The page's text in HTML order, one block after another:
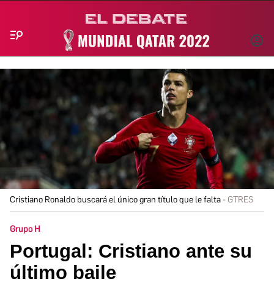
INICIAR
Cristiano Ronaldo buscará el único gran título que le falta GTRES
Grupo H
Portugal: Cristiano ante su
último baile